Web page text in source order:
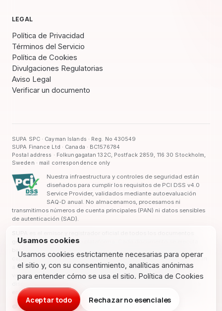
LEGAL
Política de Privacidad
Términos del Servicio
Política de Cookies
Divulgaciones Regulatorias
Aviso Legal
Verificar un documento
SUPA SPC · Cayman Islands · Reg. No 430549
SUPA Finance Ltd · Canada · BC1576784
Postal address · Folkungagatan 132C, Postfack 2859, 116 30 Stockholm,
Sweden · mail correspondence only
Nuestra infraestructura y controles de seguridad están
diseñados para cumplir los requisitos de PCI DSS v4.0
Service Provider, validados mediante autoevaluación
SAQ-D anual. No almacenamos, procesamos ni
transmitimos números de cuenta principales (PAN) ni datos sensibles
de autenticación (SAD).
SUPA es el emisor y registrador oficial de todos los documentos
generados a través de su plataforma. Cada documento se ejecuta
bajo firma electrónica cualificada con plenos efectos legales. Las
capacidades específicas de cuentas, tarjetas, FX y pagos se entregan
a través de instituciones partner licenciadas y están sujetas a sus
verificaciones; SUPA no garantiza que cada capacidad esté
entregar el perímetro operativo completo siempre que sea factible.
© 2026 SUPA. Todos los derechos reservados.
Usamos cookies
Usamos cookies estrictamente necesarias para operar
el sitio y, con su consentimiento, analíticas anónimas
para entender cómo se usa el sitio. Política de Cookies
Aceptar todo Rechazar no esenciales